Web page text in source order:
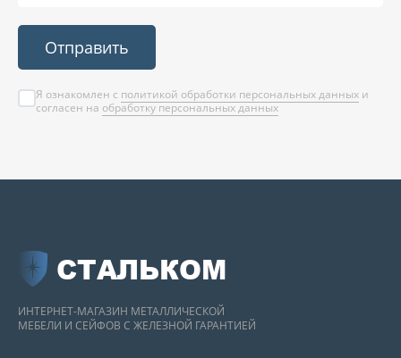
Отправить
Я ознакомлен с политикой обработки персональных данных и
согласен на обработку персональных данных
СТАЛЬКОМ
ИНТЕРНЕТ-МАГАЗИН МЕТАЛЛИЧЕСКОЙ
МЕБЕЛИ И СЕЙФОВ С ЖЕЛЕЗНОЙ ГАРАНТИЕЙ